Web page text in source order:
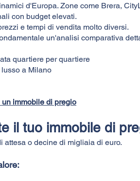
d'Europa. Zone come Brera,
con budget elevati.
e tempi di vendita molto diversi.
un'analisi comparativa
quartiere per quartiere
a Milano
immobile di pregio
il tuo immobile di
attesa o decine di migliaia di euro.